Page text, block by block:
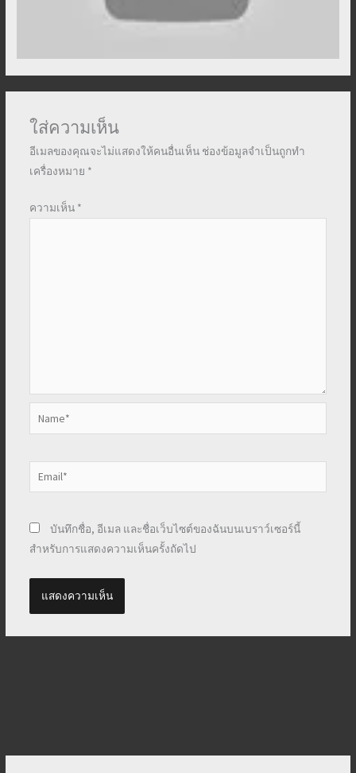
ใส่ความเห็น
อีเมลของคุณจะไม่แสดงให้คนอื่นเห็น ช่องข้อมูลจำเป็นถูกทำ
เครื่องหมาย *
ความเห็น *
Name*
Email*
บันทึกชื่อ, อีเมล และชื่อเว็บไซต์ของฉันบนเบราว์เซอร์นี้
สำหรับการแสดงความเห็นครั้งถัดไป